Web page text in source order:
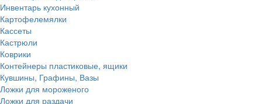
Инвентарь кухонный
Картофелемялки
Кассеты
Кастрюли
Коврики
Контейнеры пластиковые, ящики
Кувшины, Графины, Вазы
Ложки для мороженого
Ложки для раздачи